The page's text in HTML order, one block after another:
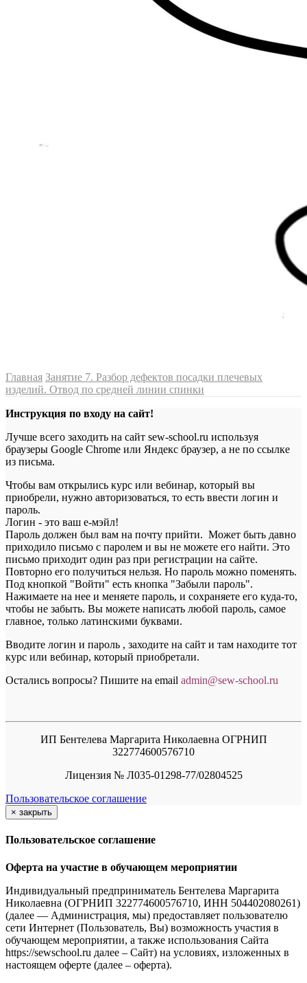
Главная Занятие 7. Разбор дефектов посадки плечевых
изделий. Отвод по средней линии спинки
Инструкция по входу на сайт!
Лучше всего заходить на сайт sew-school.ru используя
браузеры Google Chrome или Яндекс браузер, а не по ссылке
из письма.
Чтобы вам открылись курс или вебинар, который вы
приобрели, нужно авторизоваться, то есть ввести логин и
пароль.
Логин - это ваш е-мэйл!
Пароль должен был вам на почту прийти. Может быть давно
приходило письмо с паролем и вы не можете его найти. Это
письмо приходит один раз при регистрации на сайте.
Повторно его получиться нельзя. Но пароль можно поменять.
Под кнопкой "Войти" есть кнопка "Забыли пароль".
Нажимаете на нее и меняете пароль, и сохраняете его куда-то,
чтобы не забыть. Вы можете написать любой пароль, самое
главное, только латинскими буквами.
Вводите логин и пароль , заходите на сайт и там находите тот
курс или вебинар, который приобретали.
Остались вопросы? Пишите на email admin@sew-school.ru
ИП Бентелева Маргарита Николаевна ОГРНИП
322774600576710
Лицензия № Л035-01298-77/02804525
Пользовательское соглашение
× закрыть
Пользовательское соглашение
Оферта на участие в обучающем мероприятии
Индивидуальный предприниматель Бентелева Маргарита
Николаевна (ОГРНИП 322774600576710, ИНН 504402080261)
(далее — Администрация, мы) предоставляет пользователю
сети Интернет (Пользователь, Вы) возможность участия в
обучающем мероприятии, а также использования Сайта
https://sewschool.ru далее – Сайт) на условиях, изложенных в
настоящем оферте (далее – оферта).